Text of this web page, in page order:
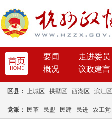
要闻 走进委员
概况
议政建言
区县： 上城区 拱墅区 西湖区 滨江区
党派： 民革 民盟 民建 民进 农工党